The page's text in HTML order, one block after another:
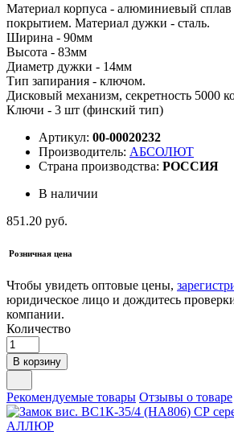
Материал корпуса - алюминиевый
покрытием. Материал дужки - сталь.
Ширина - 90мм
Высота - 83мм
Диаметр дужки - 14мм
Тип запирания - ключом.
Дисковый механизм, секретность 5000
Ключи - 3 шт (финский тип)
Артикул: 00-00020232
Производитель: АБСОЛЮТ
Страна производства: РОССИЯ
В наличии
851.20 руб.
Розничная цена
Чтобы увидеть оптовые цены,
юридическое лицо и дождитесь
компании.
Количество
В корзину
Рекомендуемые товары Отзывы о товаре